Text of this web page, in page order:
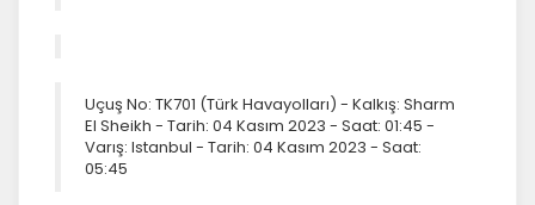
Uçuş No: TK701 (Türk Havayolları) - Kalkış: Sharm
El Sheikh - Tarih: 04 Kasım 2023 - Saat: 01:45 -
Varış: Istanbul - Tarih: 04 Kasım 2023 - Saat:
05:45